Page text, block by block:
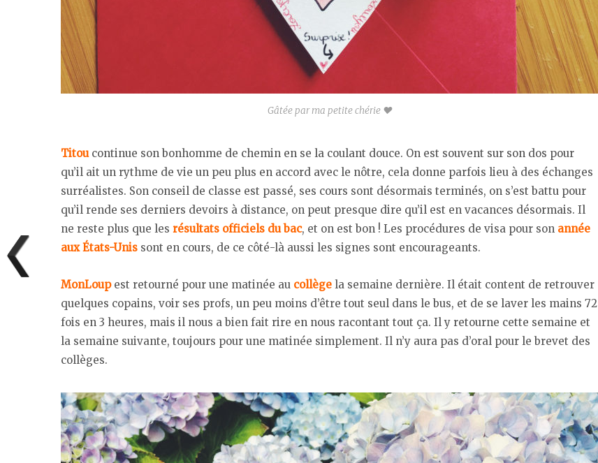
Gâtée par ma petite chérie ♥︎
Titoucontinue son bonhomme de chemin en se la coulant douce. On est souvent sur son dos pour
qu’il ait un rythme de vie un peu plus en accord avec le nôtre, cela donne parfois lieu à des échanges
surréalistes. Son conseil de classe est passé, ses cours sont désormais terminés, on s’est battu pour
qu’il rende ses derniers devoirs à distance, on peut presque dire qu’il est en vacances désormais. Il
ne reste plus que les résultats officiels du bac, et on est bon ! Les procédures de visa pour son année
aux États-Unis sont en cours, de ce côté-là aussi les signes sont encourageants.
MonLoupest retourné pour une matinée au collège la semaine dernière. Il était content de retrouver
quelques copains, voir ses profs, un peu moins d’être tout seul dans le bus, et de se laver les mains 72
fois en 3 heures, mais il nous a bien fait rire en nous racontant tout ça. Il y retourne cette semaine et
la semaine suivante, toujours pour une matinée simplement. Il n’y aura pas d’oral pour le brevet des
collèges.